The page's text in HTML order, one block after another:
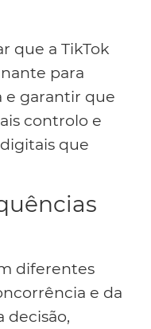
que a TikTok
para
e garantir que
controlo e
que
diferentes
e da
decisão,